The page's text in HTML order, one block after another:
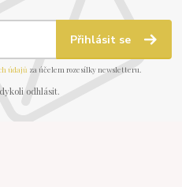
Přihlásit se
údajů za účelem rozesílky newsletteru.
odhlásit.